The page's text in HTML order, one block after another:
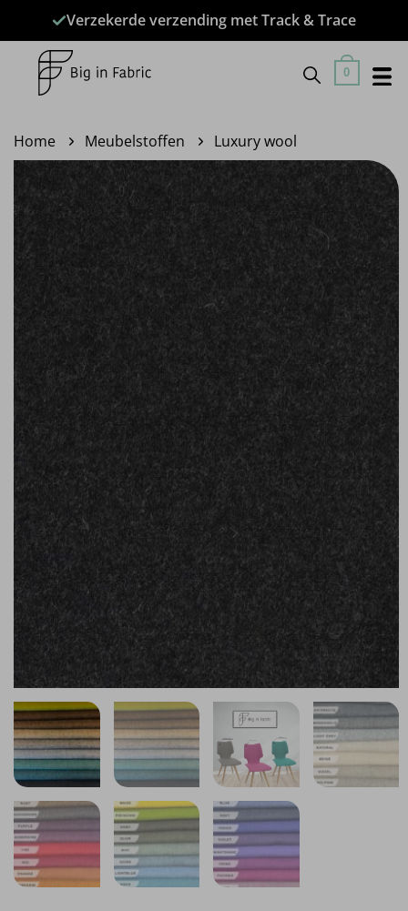
inhoud
Verzekerde verzending met Track & Trace
0
Home Meubelstoffen Luxury wool